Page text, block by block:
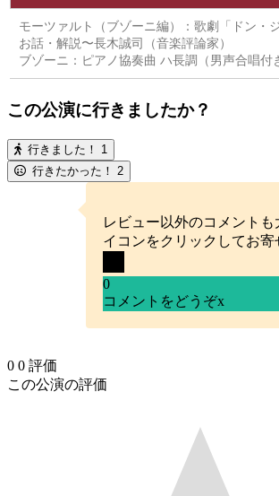
モーツァルト（ブゾーニ編）：歌劇「ドン・
お話・解説〜長木誠司（音楽評論家）
ブゾーニ：ピアノ協奏曲 ハ長調（男声合唱
この公演に行きましたか？
行きました！ 1
行きたかった！ 2
レビュー以外のコメント
イコンをクリックしてお
0
コメントをどうぞx
0 0 評価
この公演の評価